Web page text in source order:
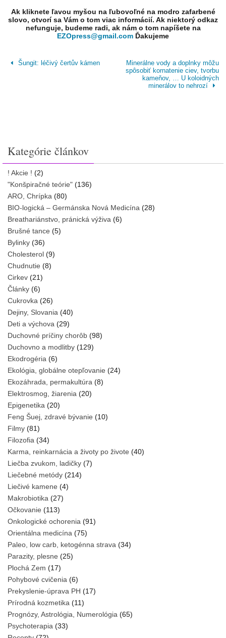
Ak kliknete ľavou myšou na ľubovoľné na modro zafarbené
slovo, otvorí sa Vám o tom viac informácií. Ak niektorý odkaz
nefunguje, budeme radi, ak nám o tom napíšete na
EZOpress@gmail.com Ďakujeme
Šungit: léčivý čertův kámen
Minerálne vody a doplnky môžu
spôsobiť kornatenie ciev, tvorbu
kameňov, … U koloidných
minerálov to nehrozí
Kategórie článkov
! Akcie ! (2)
"Konšpiračné teórie" (136)
ARO, Chrípka (80)
BIO-logická – Germánska Nová Medicína (28)
Breathariánstvo, pránická výživa (6)
Brušné tance (5)
Bylinky (36)
Cholesterol (9)
Chudnutie (8)
Cirkev (21)
Články (6)
Cukrovka (26)
Dejiny, Slovania (40)
Deti a výchova (29)
Duchovné príčiny chorôb (98)
Duchovno a modlitby (129)
Ekodrogéria (6)
Ekológia, globálne otepľovanie (24)
Ekozáhrada, permakultúra (8)
Elektrosmog, žiarenia (20)
Epigenetika (20)
Feng Šuej, zdravé bývanie (10)
Filmy (81)
Filozofia (34)
Karma, reinkarnácia a životy po živote (40)
Liečba zvukom, ladičky (7)
Liečebné metódy (214)
Liečivé kamene (4)
Makrobiotika (27)
Očkovanie (113)
Onkologické ochorenia (91)
Orientálna medicína (75)
Paleo, low carb, ketogénna strava (34)
Parazity, plesne (25)
Plochá Zem (17)
Pohybové cvičenia (6)
Prekyslenie-úprava PH (17)
Prírodná kozmetika (11)
Prognózy, Astrológia, Numerológia (65)
Psychoterapia (33)